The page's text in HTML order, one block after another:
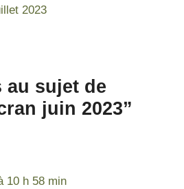
2023
au sujet de
juin 2023”
10 h 58 min